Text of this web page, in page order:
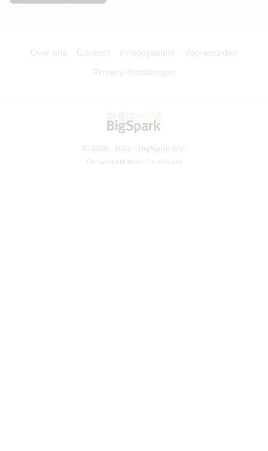
© 2008 - 2026 – BigSpark B.V.
Ontwikkeld door Trendwerk
Over ons Contact Privacybeleid
Voorwaarden
Privacy-instellingen